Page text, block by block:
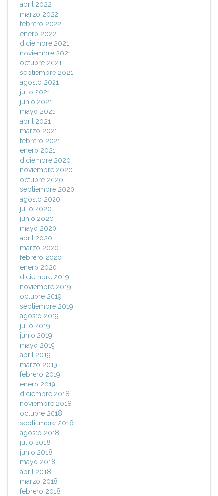
abril 2022
marzo 2022
febrero 2022
enero 2022
diciembre 2021
noviembre 2021
octubre 2021
septiembre 2021
agosto 2021
julio 2021
junio 2021
mayo 2021
abril 2021
marzo 2021
febrero 2021
enero 2021
diciembre 2020
noviembre 2020
octubre 2020
septiembre 2020
agosto 2020
julio 2020
junio 2020
mayo 2020
abril 2020
marzo 2020
febrero 2020
enero 2020
diciembre 2019
noviembre 2019
octubre 2019
septiembre 2019
agosto 2019
julio 2019
junio 2019
mayo 2019
abril 2019
marzo 2019
febrero 2019
enero 2019
diciembre 2018
noviembre 2018
octubre 2018
septiembre 2018
agosto 2018
julio 2018
junio 2018
mayo 2018
abril 2018
marzo 2018
febrero 2018